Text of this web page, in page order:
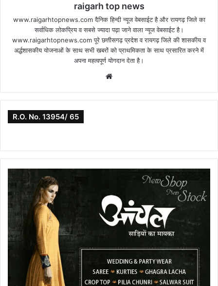
raigarh top news
www.raigarhtopnews.com दैनिक हिन्दी न्यूज वेबसाईट है और रायगढ़ जिले का
सर्वाधिक लोकप्रिय व सबसे ज्यादा पढ़ा जाने वाला न्यूज वेबसाईट है।
www.raigarhtopnews.com पूरे छत्तीसगढ़ प्रदेश व रायगढ़ जिले की शासकीय व
अर्द्धशासकीय योजनाओं के साथ सभी खबरों को प्राथमिकता के साथ प्रसारित करने में
अपना महत्वपूर्ण योगदान देता है।
R.O. No. 13954/ 65